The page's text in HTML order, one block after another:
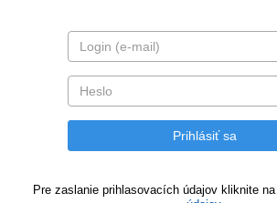
Pre zaslanie prihlasovacích údajov kliknite na